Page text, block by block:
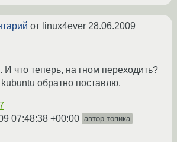
от linux4ever 28.06.2009
И что теперь, на гном переходить?
обратно поставлю.
07:48:38 +00:00 автор топика